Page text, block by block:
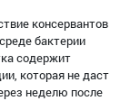
консервантов
бактерии
содержит
которая не даст
неделю после